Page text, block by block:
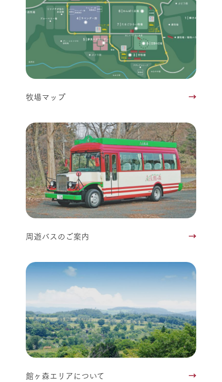
牧場マップ
周遊バスのご案内
館ヶ森エリアについて